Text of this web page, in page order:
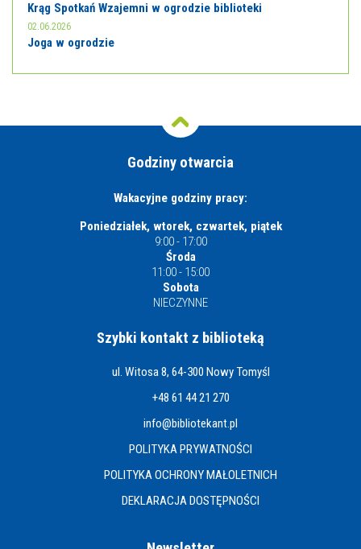
Krąg Spotkań Wzajemni w ogrodzie biblioteki
02.06.2026
Joga w ogrodzie
Godziny otwarcia
Wakacyjne godziny pracy:
Poniedziałek, wtorek, czwartek, piątek
9:00 - 17:00
Środa
11:00 - 15:00
Sobota
NIECZYNNE
Szybki kontakt z biblioteką
ul. Witosa 8, 64-300 Nowy Tomyśl
+48 61 44 21 270
info@bibliotekant.pl
POLITYKA PRYWATNOŚCI
POLITYKA OCHRONY MAŁOLETNICH
DEKLARACJA DOSTĘPNOŚCI